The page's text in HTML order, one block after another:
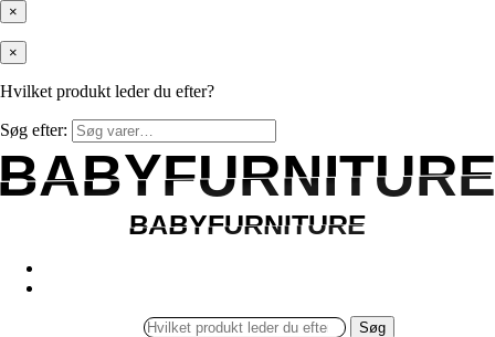
×
×
Hvilket produkt leder du efter?
Søg efter:
BABYFURNITURE
BABYFURNITURE
Søg